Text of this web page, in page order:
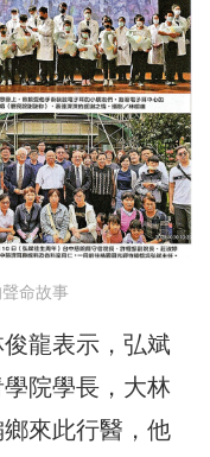
命故事
龍表示，弘斌
院學長，大林
來此行醫，他